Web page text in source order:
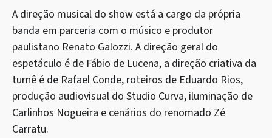
A direção musical do show está a cargo da própria
banda em parceria com o músico e produtor
paulistano Renato Galozzi. A direção geral do
espetáculo é de Fábio de Lucena, a direção criativa da
turnê é de Rafael Conde, roteiros de Eduardo Rios,
produção audiovisual do Studio Curva, iluminação de
Carlinhos Nogueira e cenários do renomado Zé
Carratu.